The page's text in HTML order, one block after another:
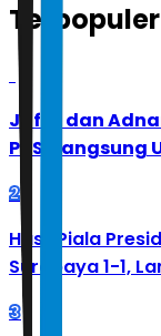
Terpopuler
Jafar dan
PBSI
2
Hasil Piala
Surabaya 1-1,
3